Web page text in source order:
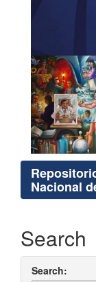
Nacional
Search
Search: